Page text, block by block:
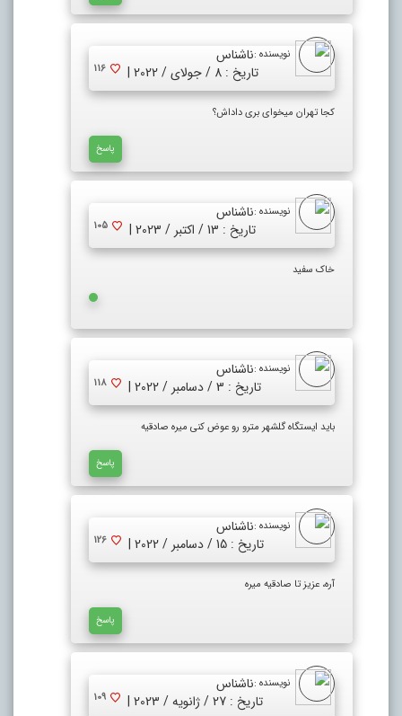
نویسنده :ناشناس
تاریخ : 8 / جولای / 2022 |
116
کجا تهران میخوای بری داداش؟
پاسخ
نویسنده :ناشناس
تاریخ : 13 / اکتبر / 2023 |
105
خاک سفید
نویسنده :ناشناس
تاریخ : 3 / دسامبر / 2022 |
118
باید ایستگاه گلشهر مترو رو عوض کنی میره صادقیه
پاسخ
نویسنده :ناشناس
تاریخ : 15 / دسامبر / 2022 |
126
آره، عزیز تا صادقیه میره
پاسخ
نویسنده :ناشناس
تاریخ : 27 / ژانویه / 2023 |
109